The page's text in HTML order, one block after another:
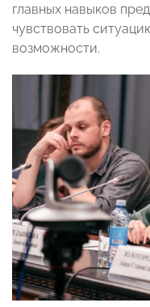
главных навыков
чувствовать
возможности.